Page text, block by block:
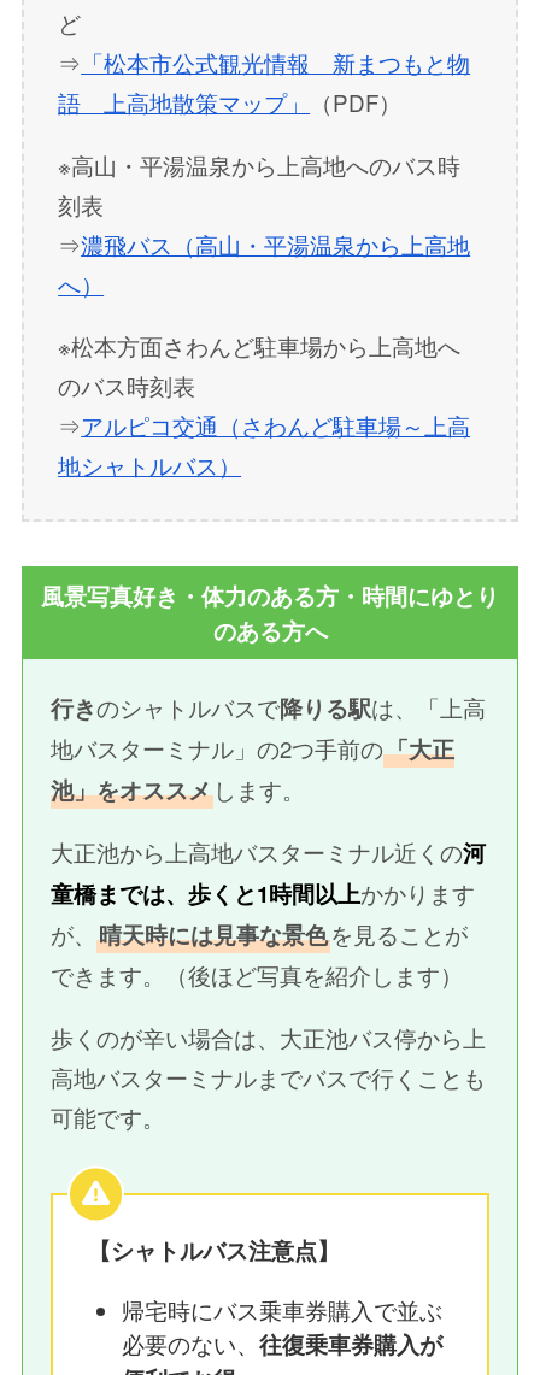
ど
⇒ 「松本市公式観光情報 新まつもと物
語 上高地散策マップ」
（PDF）
※高山・平湯温泉から上高地へのバス時
刻表
⇒濃飛バス（高山・平湯温泉から上高地
へ）
※松本方面さわんど駐車場から上高地へ
のバス時刻表
⇒アルピコ交通（さわんど駐車場～上高
地シャトルバス）
風景写真好き・体力のある方・時間にゆとり
のある方へ
行きのシャトルバスで降りる駅は、「上高
地バスターミナル」の2つ手前の「大正
池」をオススメ します。
大正池から上高地バスターミナル近くの河
童橋までは、歩くと1時間以上かかります
が、晴天時には見事な景色を見ることが
できます。（後ほど写真を紹介します）
歩くのが辛い場合は、大正池バス停から上
高地バスターミナルまでバスで行くことも
可能です。
【シャトルバス注意点】
帰宅時にバス乗車券購入で並ぶ
必要のない、 往復乗車券購入が